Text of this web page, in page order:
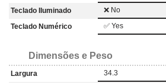
Teclado Iluminado
❌ No
Teclado Numérico
✅ Yes
Dimensões e Peso
Largura
34.3